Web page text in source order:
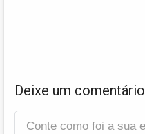
Deixe um comentário